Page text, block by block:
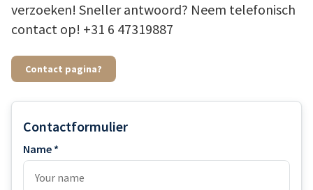
Contactformulier
Name *
verzoeken! Sneller antwoord? Neem telefonisch
contact op! +31 6 47319887
Contact pagina?